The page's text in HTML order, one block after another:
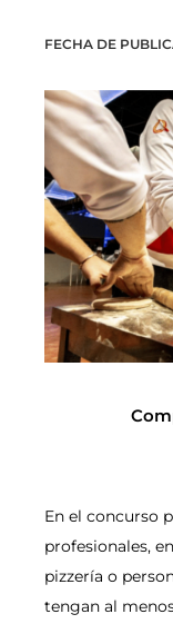
FECHA DE
En el concurso
profesionales,
pizzería o
tengan al